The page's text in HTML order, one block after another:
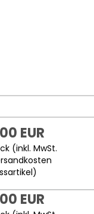
EUR
(inkl. MwSt.
)
EUR